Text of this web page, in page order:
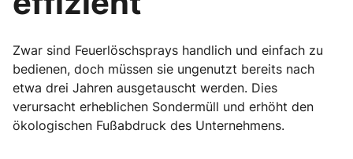
Zwar sind Feuerlöschsprays handlich und einfach zu
bedienen, doch müssen sie ungenutzt bereits nach
etwa drei Jahren ausgetauscht werden. Dies
verursacht erheblichen Sondermüll und erhöht den
ökologischen Fußabdruck des Unternehmens.